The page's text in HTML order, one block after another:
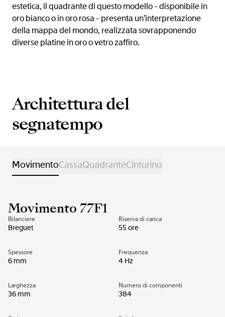
estetica, il quadrante di questo modello - disponibile in
oro bianco o in oro rosa - presenta un’interpretazione
della mappa del mondo, realizzata sovrapponendo
diverse platine in oro o vetro zaffiro.
Architettura del
segnatempo
MovimentoCassaQuadranteCinturino
Movimento 77F1
Bilanciere
Breguet
Riserva di carica
55 ore
Spessore
6 mm
Frequenza
4 Hz
Larghezza
36 mm
Numero di componenti
384